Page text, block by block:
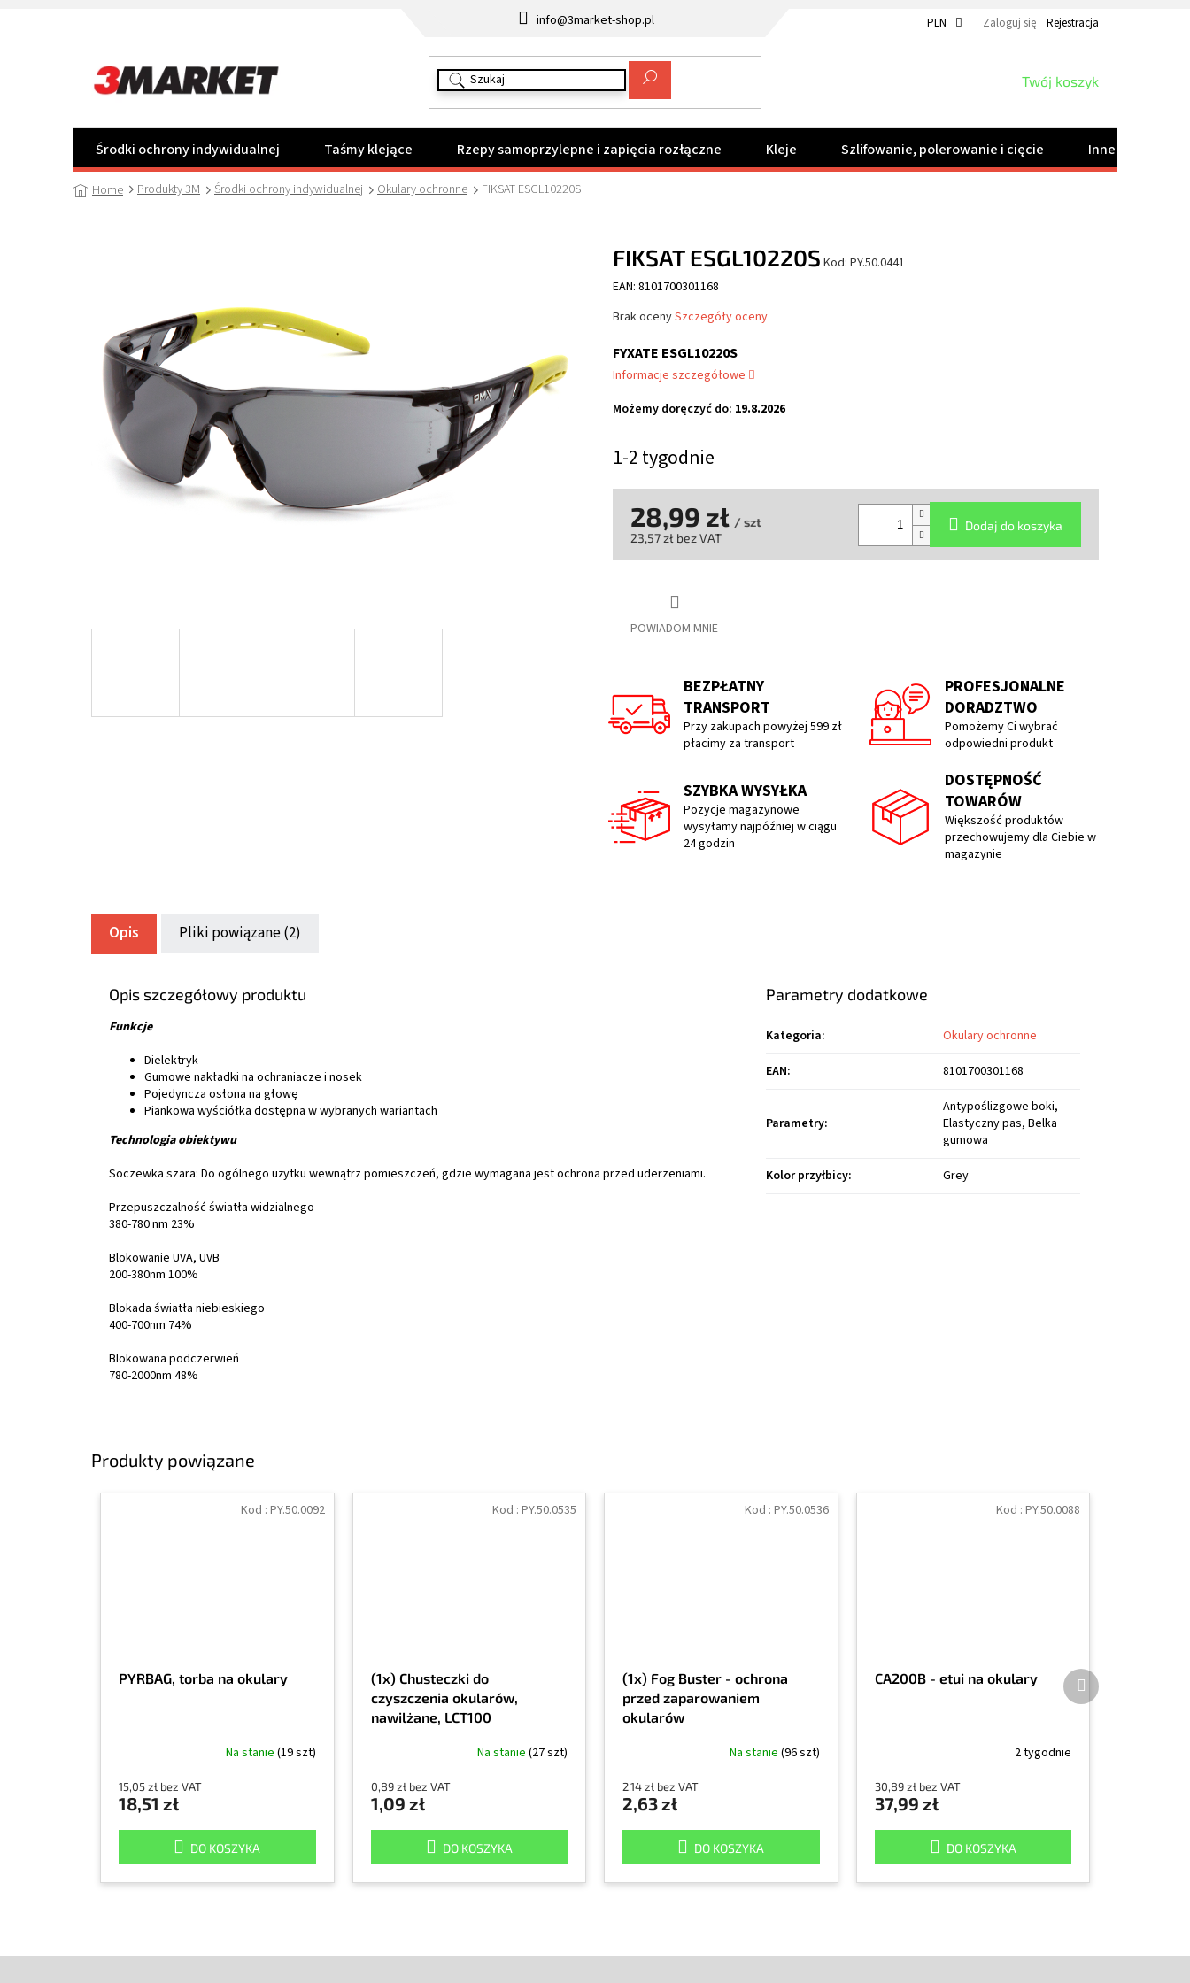
info@3market-shop.pl PLN Zaloguj się Rejestracja
KOSZYK
Twój koszyk
Środki ochrony indywidualnej Taśmy klejące Rzepy samoprzylepne i zapięcia rozłączne Kleje Szlifowanie, polerowanie i cięcie Inne produkty
Home Produkty 3M Środki ochrony indywidualnej Okulary ochronne FIKSAT ESGL10220S
1-2 tygodnie
Możemy doręczyć do: 19.8.2026
FYXATE ESGL10220S
Informacje szczegółowe
POWIADOM MNIE
28,99 zł / szt
23,57 zł bez VAT
Dodaj do koszyka
FIKSAT ESGL10220S Kod: PY.50.0441
EAN: 8101700301168
Średnia
produktu
wynosi
0,0
na
5
Brak ocenySzczegóły oceny
BEZPŁATNY
TRANSPORT
Przy zakupach powyżej 599 zł
płacimy za transport
PROFESJONALNE
DORADZTWO
Pomożemy Ci wybrać
odpowiedni produkt
SZYBKA WYSYŁKA
Pozycje magazynowe
wysyłamy najpóźniej w ciągu
24 godzin
DOSTĘPNOŚĆ
TOWARÓW
Większość produktów
przechowujemy dla Ciebie w
magazynie
Produkty powiązane
PYRBAG, torba na okulary
Na stanie (19 szt)
15,05 zł bez VAT
18,51 zł
DO KOSZYKA
Kod : PY.50.0092
(1x) Chusteczki do
czyszczenia okularów,
nawilżane, LCT100
Na stanie (27 szt)
0,89 zł bez VAT
1,09 zł
DO KOSZYKA
Kod : PY.50.0535
(1x) Fog Buster - ochrona
przed zaparowaniem
okularów
Na stanie (96 szt)
2,14 zł bez VAT
2,63 zł
DO KOSZYKA
Kod : PY.50.0536
CA200B - etui na okulary
2 tygodnie
30,89 zł bez VAT
37,99 zł
DO KOSZYKA
Kod : PY.50.0088
Produkt
następny
Opis Pliki powiązane (2)
Opis szczegółowy produktu
Funkcje
Dielektryk
Gumowe nakładki na ochraniacze i nosek
Pojedyncza osłona na głowę
Piankowa wyściółka dostępna w wybranych wariantach
Technologia obiektywu
Soczewka szara: Do ogólnego użytku wewnątrz pomieszczeń, gdzie wymagana jest ochrona przed uderzeniami.
Przepuszczalność światła widzialnego
380-780 nm 23%
Blokowanie UVA, UVB
200-380nm 100%
Blokada światła niebieskiego
400-700nm 74%
Blokowana podczerwień
780-2000nm 48%
Parametry dodatkowe
Kategoria:
Okulary ochronne
EAN: 8101700301168
Parametry:
Antypoślizgowe boki,
Elastyczny pas, Belka
gumowa
Kolor przyłbicy: Grey